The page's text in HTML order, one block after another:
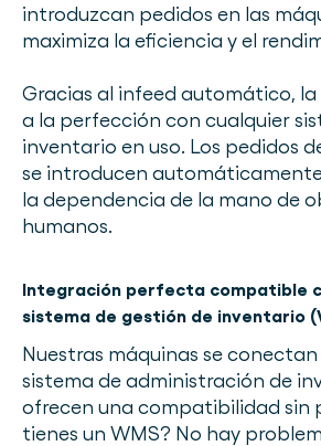
introduzcan pedidos en las
maximiza la eficiencia y el
Gracias al infeed automático, la
a la perfección con cualquier
inventario en uso. Los pedidos
se introducen
la dependencia de la mano de
humanos.
Integración perfecta compatible
sistema de gestión de inventario
Nuestras máquinas se
sistema de administración de
ofrecen una compatibilidad sin
tienes un WMS? No hay